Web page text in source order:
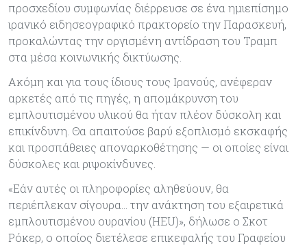
προσχεδίου συμφωνίας διέρρευσε σε ένα ημιεπίσημο
ιρανικό ειδησεογραφικό πρακτορείο την Παρασκευή,
προκαλώντας την οργισμένη αντίδραση του Τραμπ
στα μέσα κοινωνικής δικτύωσης.
Ακόμη και για τους ίδιους τους Ιρανούς, ανέφεραν
αρκετές από τις πηγές, η απομάκρυνση του
εμπλουτισμένου υλικού θα ήταν πλέον δύσκολη και
επικίνδυνη. Θα απαιτούσε βαρύ εξοπλισμό εκσκαφής
και προσπάθειες αποναρκοθέτησης — οι οποίες είναι
δύσκολες και ριψοκίνδυνες.
«Εάν αυτές οι πληροφορίες αληθεύουν, θα
περιέπλεκαν σίγουρα… την ανάκτηση του εξαιρετικά
εμπλουτισμένου ουρανίου (HEU)», δήλωσε ο Σκοτ
Ρόκερ, ο οποίος διετέλεσε επικεφαλής του Γραφείου